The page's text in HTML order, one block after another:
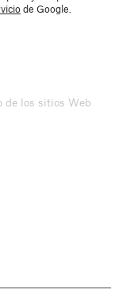
de Google.
de los sitios Web